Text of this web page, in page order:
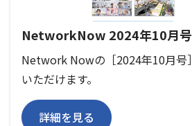
NetworkNow 2024年10月号
Network Nowの［2024年10月号
いただけます。
詳細を見る